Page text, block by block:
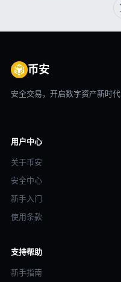
币安
安全交易，开启数字资产新时代
用户中心
关于币安
安全中心
新手入门
使用条款
支持帮助
新手指南